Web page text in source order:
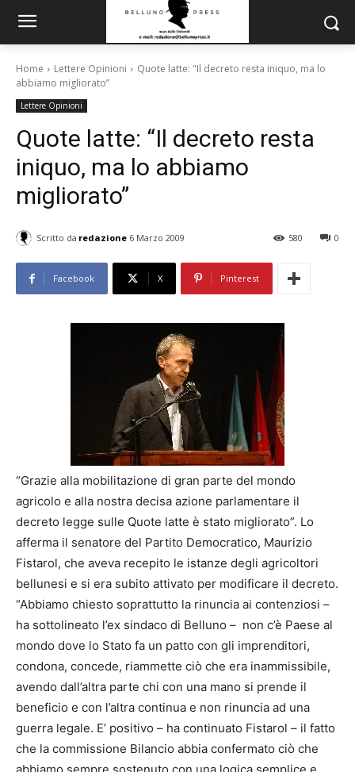
Home Lettere Opinioni
Quote latte: "Il decreto resta iniquo, ma lo
abbiamo migliorato”
Lettere Opinioni
Quote latte: “Il decreto resta
iniquo, ma lo abbiamo
migliorato”
Scritto da redazione 6 Marzo 2009 0
580
Facebook X Pinterest
“Grazie alla mobilitazione di gran parte del mondo
agricolo e alla nostra decisa azione parlamentare il
decreto legge sulle Quote latte è stato migliorato”. Lo
afferma il senatore del Partito Democratico, Maurizio
Fistarol, che aveva recepito le istanze degli agricoltori
bellunesi e si era subito attivato per modificare il decreto.
“Abbiamo chiesto soprattutto la rinuncia ai contenziosi –
ha sottolineato l’ex sindaco di Belluno – non c’è Paese al
mondo dove lo Stato fa un patto con gli imprenditori,
condona, concede, riammette ciò che era inammissibile,
avendo dall’altra parte chi con una mano si prende il
beneficio e con l’altra continua e non rinuncia ad una
guerra legale. E’ positivo – ha continuato Fistarol – il fatto
che la commissione Bilancio abbia confermato ciò che